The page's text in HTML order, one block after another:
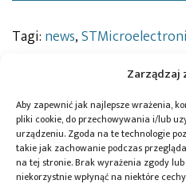
Zarządzaj
Aby zapewnić jak najlepsze wrażenia,
pliki cookie, do przechowywania i/lub
urządzeniu. Zgoda na te technologie
takie jak zachowanie podczas
na tej stronie. Brak wyrażenia zgody
niekorzystnie wpłynąć na niektóre
Tagi: news,
Przeczytaj również: